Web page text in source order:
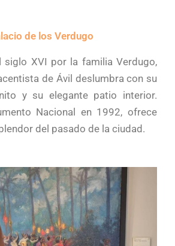
de los Verdugo
siglo XVI por la familia Verdugo,
de Ávil deslumbra con su
y su elegante patio interior.
Nacional en 1992, ofrece
del pasado de la ciudad.